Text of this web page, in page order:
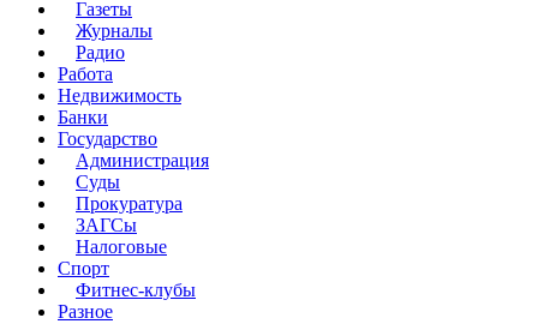
Газеты
Журналы
Радио
Работа
Недвижимость
Банки
Государство
Администрация
Суды
Прокуратура
ЗАГСы
Налоговые
Спорт
Фитнес-клубы
Разное